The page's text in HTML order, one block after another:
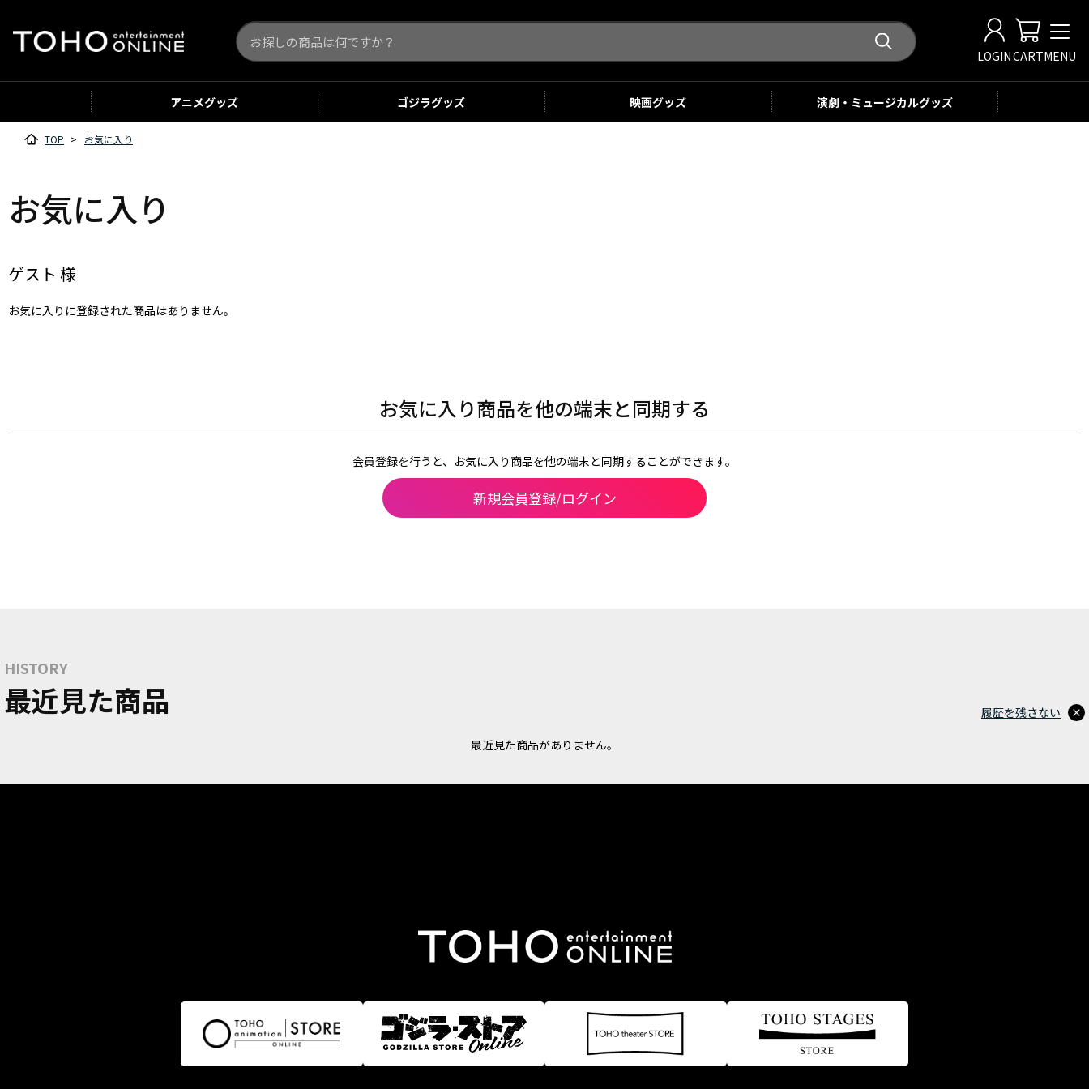
LOGINCARTMENU
アニメグッズ ゴジラグッズ 映画グッズ 演劇・ミュージカルグッズ
お気に入り
ゲスト 様
お気に入りに登録された商品はありません。
お気に入り商品を他の端末と同期する
会員登録を行うと、お気に入り商品を他の端末と同期することができます。
新規会員登録/ログイン
TOP > お気に入り
HISTORY
最近見た商品
最近見た商品がありません。
履歴を残さない